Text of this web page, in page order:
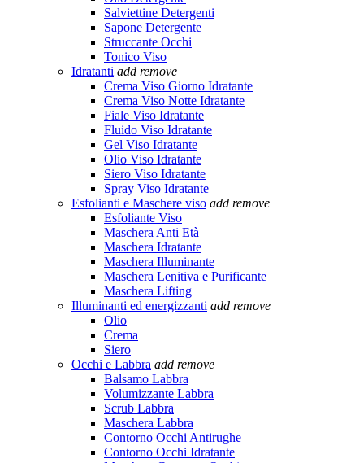
Salviettine Detergenti
Sapone Detergente
Struccante Occhi
Tonico Viso
Idratanti add remove
Crema Viso Giorno Idratante
Crema Viso Notte Idratante
Fiale Viso Idratante
Fluido Viso Idratante
Gel Viso Idratante
Olio Viso Idratante
Siero Viso Idratante
Spray Viso Idratante
Esfolianti e Maschere viso add remove
Esfoliante Viso
Maschera Anti Età
Maschera Idratante
Maschera Illuminante
Maschera Lenitiva e Purificante
Maschera Lifting
Illuminanti ed energizzanti add remove
Olio
Crema
Siero
Occhi e Labbra add remove
Balsamo Labbra
Volumizzante Labbra
Scrub Labbra
Maschera Labbra
Contorno Occhi Antirughe
Contorno Occhi Idratante